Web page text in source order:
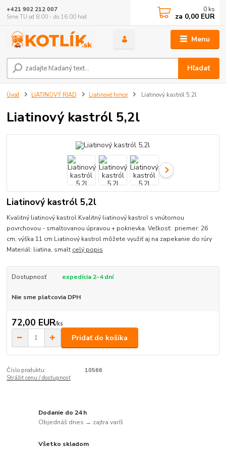
Menu
Hľadať
+421 902 212 007
Sme TU od 8:00 - do 16:00 hod
0 ks
za 0,00 EUR
Úvod LIATINOVÝ RIAD Liatinové hrnce Liatinový kastról 5,2l
Liatinový kastról 5,2l
Liatinový kastról 5,2l
Kvalitný liatinový kastrol Kvalitný liatinový kastrol s vnútornou
povrchovou - smaltovanou úpravou + pokrievka. Veľkosť: priemer: 26
cm, výška 11 cm Liatinový kastrol môžete využiť aj na zapekanie do rúry
Materiál: liatina, smalt celý popis
Dostupnosť expedícia 2-4 dní
Nie sme platcovia DPH
72,00 EUR/ks
Pridať do košíka
Číslo produktu:
10566
Strážiť cenu / dostupnosť
Dodanie do 24 h
Objednáš dnes → zajtra varíš
Všetko skladom